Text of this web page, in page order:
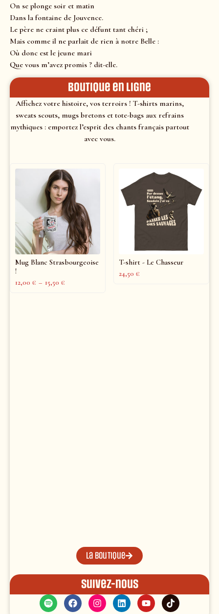
On se plonge soir et matin
Dans la fontaine de Jouvence.
Le père ne craint plus ce défunt tant chéri ;
Mais comme il ne parlait de rien à notre Belle :
Où donc est le jeune mari
Que vous m’avez promis ? dit-elle.
Boutique en ligne
Affichez votre histoire, vos terroirs ! T-shirts marins,
sweats scouts, mugs bretons et tote-bags aux refrains
mythiques : emportez l’esprit des chants français partout
avec vous.
Mug Blanc Strasbourgeoise
!
12,00 € – 15,50 €
T-shirt - Le Chasseur
24,50 €
La boutique
Suivez-nous